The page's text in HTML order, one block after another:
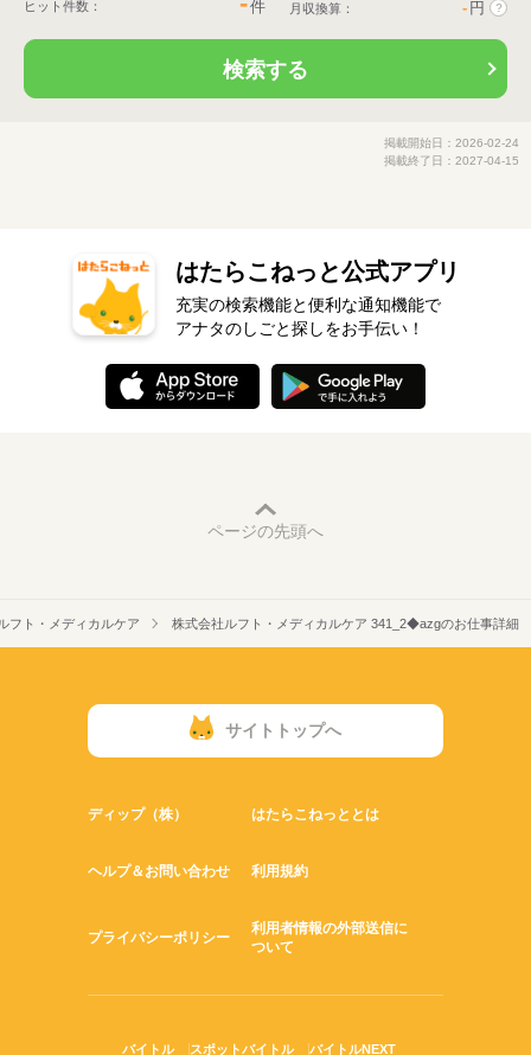
ヒット件数： 件 月収換算： - 円 ?
検索する
掲載開始日：2026-02-24
掲載終了日：2027-04-15
はたらこねっと公式アプリ
充実の検索機能と便利な通知機能で
アナタのしごと探しをお手伝い！
ページの先頭へ
フト・メディカルケア 株式会社ルフト・メディカルケア 341_2◆azgのお仕事詳細
サイトトップへ
ディップ（株） はたらこねっととは
ヘルプ＆お問い合わせ 利用規約
プライバシーポリシー
利用者情報の外部送信に
ついて
バイトル スポットバイトル
バイトルNEXT